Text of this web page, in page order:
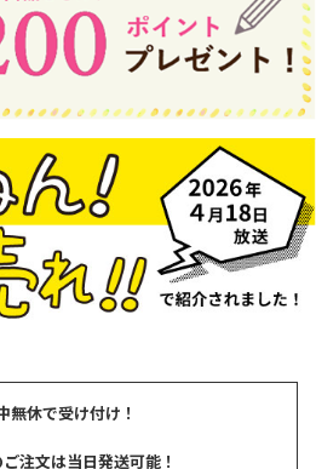
無休で受け付け！
注文は当日発送可能！